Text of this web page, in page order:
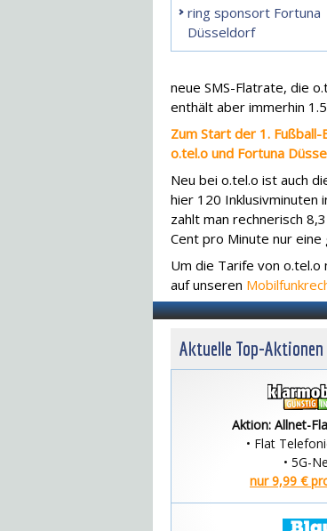
ring sponsort Fortuna
Düsseldorf
neue SMS-Flatrate, die
enthält aber immerhin
Zum Start der 1.
o.tel.o und Fortuna
Neu bei o.tel.o ist auch
hier 120 Inklusivminuten
zahlt man rechnerisch
Cent pro Minute nur eine
Um die Tarife von o.tel.o
auf unseren
Aktuelle Top-
Aktion: Allnet-
• Flat
• 5G-
nur 9,99 €